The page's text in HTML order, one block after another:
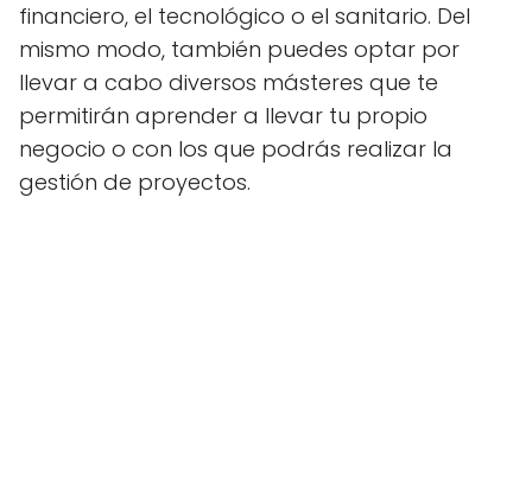
financiero, el tecnológico o el sanitario. Del
mismo modo, también puedes optar por
llevar a cabo diversos másteres que te
permitirán aprender a llevar tu propio
negocio o con los que podrás realizar la
gestión de proyectos.